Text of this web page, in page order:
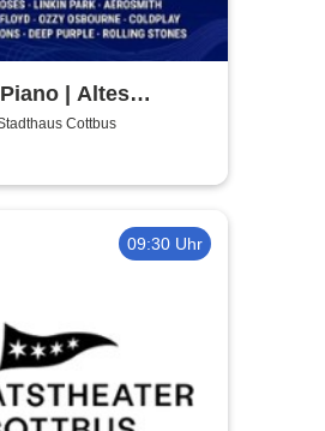
| Altes
Cottbus
Cottbus
09:30 Uhr